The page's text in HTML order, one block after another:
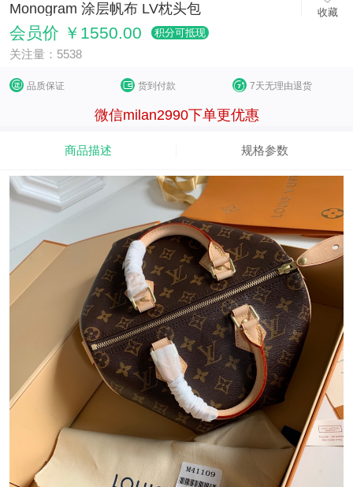
Monogram 涂层帆布 LV枕头包
收藏
会员价 ￥1550.00 积分可抵现
关注量：5538
品质保证 货到付款 7天无理由退货
微信milan2990下单更优惠
商品描述 规格参数